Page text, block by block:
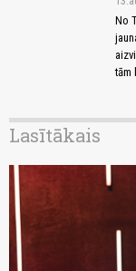
No
tām
Lasītākais